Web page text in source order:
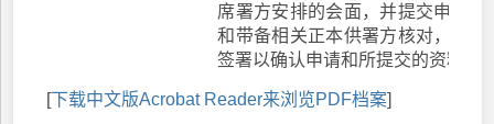
席署方安排的会面，并提交申请所
和带备相关正本供署方核对，及在
签署以确认申请和所提交的资料真
[下载中文版Acrobat Reader来浏览PDF档案]